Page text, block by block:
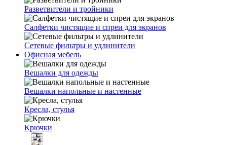
Разветвители и тройники
Салфетки чистящие и спреи для экранов
Сетевые фильтры и удлинители
Офисная мебель
Вешалки для одежды
Вешалки напольные и настенные
Кресла, стулья
Крючки